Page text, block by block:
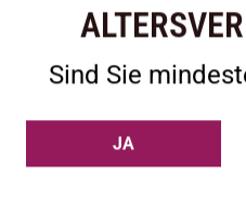
Sind Sie
JA